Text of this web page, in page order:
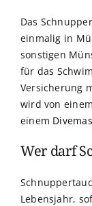
Das
einmalig in
sonstigen
für das
Versicherung
wird von
einem
Wer darf
Lebensjahr,